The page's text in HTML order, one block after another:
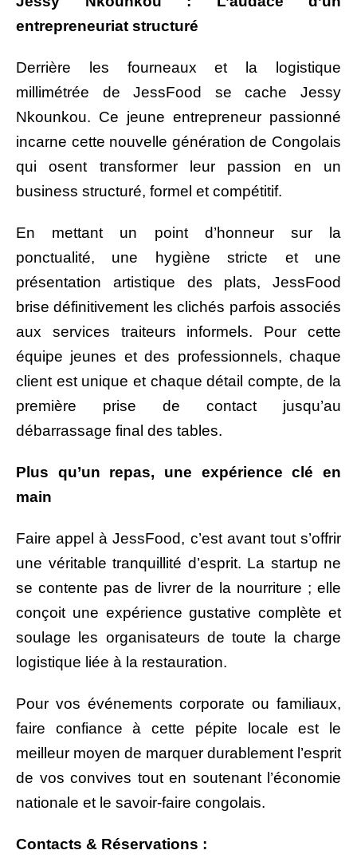
entrepreneuriat structuré
Derrière les fourneaux et la logistique
millimétrée de JessFood se cache Jessy
Nkounkou. Ce jeune entrepreneur passionné
incarne cette nouvelle génération de Congolais
qui osent transformer leur passion en un
business structuré, formel et compétitif.
En mettant un point d’honneur sur la
ponctualité, une hygiène stricte et une
présentation artistique des plats, JessFood
brise définitivement les clichés parfois associés
aux services traiteurs informels. Pour cette
équipe jeunes et des professionnels, chaque
client est unique et chaque détail compte, de la
première prise de contact jusqu’au
débarrassage final des tables.
Plus qu’un repas, une expérience clé en
main
Faire appel à JessFood, c’est avant tout s’offrir
une véritable tranquillité d’esprit. La startup ne
se contente pas de livrer de la nourriture ; elle
conçoit une expérience gustative complète et
soulage les organisateurs de toute la charge
logistique liée à la restauration.
Pour vos événements corporate ou familiaux,
faire confiance à cette pépite locale est le
meilleur moyen de marquer durablement l’esprit
de vos convives tout en soutenant l’économie
nationale et le savoir-faire congolais.
Contacts & Réservations :